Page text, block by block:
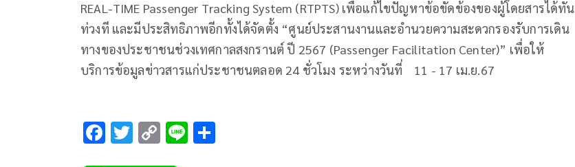
REAL-TIME Passenger Tracking System (RTPTS) เพื่อแก้ไขปัญหาข้อขัดข้องของผู้โดยสารได้ทัน
ท่วงที และมีประสิทธิภาพอีกทั้งได้จัดตั้ง “ศูนย์ประสานงานและอำนวยความสะดวกรองรับการเดิน
ทางของประชาชนช่วงเทศกาลสงกรานต์ ปี 2567 (Passenger Facilitation Center)” เพื่อให้
บริการข้อมูลข่าวสารแก่ประชาชนตลอด 24 ชั่วโมง ระหว่างวันที่ 11 - 17 เม.ย.67
F T C Li